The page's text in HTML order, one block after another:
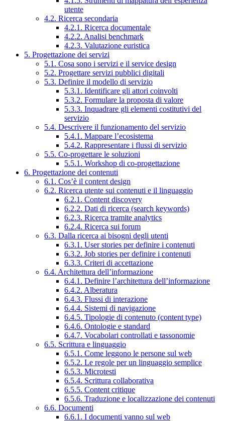
utente
4.2. Ricerca secondaria
4.2.1. Ricerca documentale
4.2.2. Analisi benchmark
4.2.3. Valutazione euristica
5. Progettazione dei servizi
5.1. Cosa sono i servizi e il service design
5.2. Progettare servizi pubblici digitali
5.3. Definire il modello di servizio
5.3.1. Identificare gli attori coinvolti
5.3.2. Formulare la proposta di valore
5.3.3. Inquadrare gli elementi costitutivi del
servizio
5.4. Descrivere il funzionamento del servizio
5.4.1. Mappare l’ecosistema
5.4.2. Rappresentare i flussi di servizio
5.5. Co-progettare le soluzioni
5.5.1. Workshop di co-progettazione
6. Progettazione dei contenuti
6.1. Cos’è il content design
6.2. Ricerca utente sui contenuti e il linguaggio
6.2.1. Content discovery
6.2.2. Dati di ricerca (search keywords)
6.2.3. Ricerca tramite analytics
6.2.4. Ricerca sui forum
6.3. Dalla ricerca ai bisogni degli utenti
6.3.1. User stories per definire i contenuti
6.3.2. Job stories per definire i contenuti
6.3.3. Criteri di accettazione
6.4. Architettura dell’informazione
6.4.1. Definire l’architettura dell’informazione
6.4.2. Alberatura
6.4.3. Flussi di interazione
6.4.4. Sistemi di navigazione
6.4.5. Tipologie di contenuto (content type)
6.4.6. Ontologie e standard
6.4.7. Vocabolari controllati e tassonomie
6.5. Scrittura e linguaggio
6.5.1. Come leggono le persone sul web
6.5.2. Le regole per un linguaggio semplice
6.5.3. Microtesti
6.5.4. Scrittura collaborativa
6.5.5. Content critique
6.5.6. Traduzione e localizzazione dei contenuti
6.6. Documenti
6.6.1. I documenti vanno sul web